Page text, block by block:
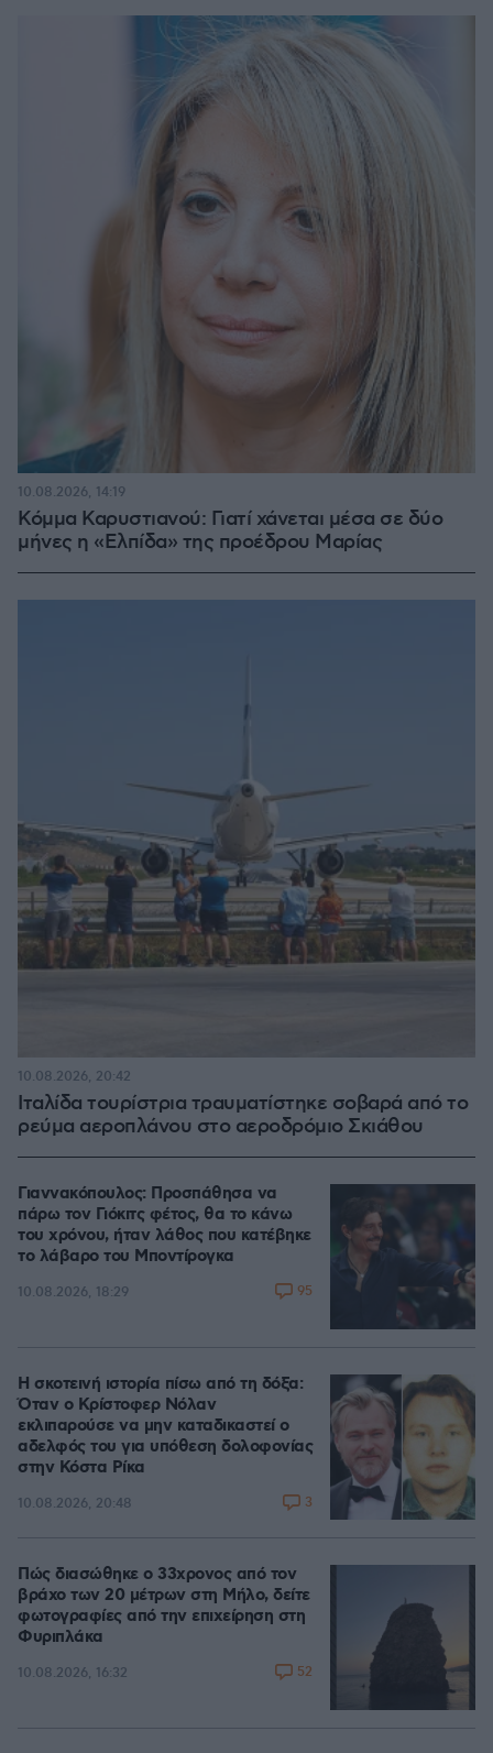
Κόμμα Καρυστιανού: Γιατί χάνεται μέσα σε δύο
μήνες η «Ελπίδα» της προέδρου Μαρίας
10.08.2026, 14:19
Ιταλίδα τουρίστρια τραυματίστηκε σοβαρά από το
ρεύμα αεροπλάνου στο αεροδρόμιο Σκιάθου
10.08.2026, 20:42
Γιαννακόπουλος: Προσπάθησα να
πάρω τον Γιόκιτς φέτος, θα το κάνω
του χρόνου, ήταν λάθος που κατέβηκε
το λάβαρο του Μποντίρογκα
10.08.2026, 18:29 95
Η σκοτεινή ιστορία πίσω από τη δόξα:
Όταν ο Κρίστοφερ Νόλαν
εκλιπαρούσε να μην καταδικαστεί ο
αδελφός του για υπόθεση δολοφονίας
στην Κόστα Ρίκα
10.08.2026, 20:48 3
Πώς διασώθηκε ο 33χρονος από τον
βράχο των 20 μέτρων στη Μήλο, δείτε
φωτογραφίες από την επιχείρηση στη
Φυριπλάκα
10.08.2026, 16:32 52